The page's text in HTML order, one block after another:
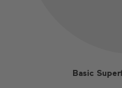
Basic